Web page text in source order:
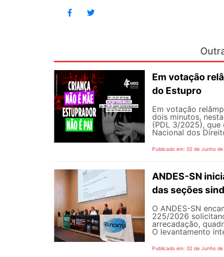
Em votação
do Estupro
Em votação
dois minutos,
(PDL 3/2025), que
Nacional dos
Publicado em: 02 de Junho
ANDES-SN
das seções
O ANDES-SN
225/2026
arrecadação,
O levantamento
Publicado em: 02 de Junho